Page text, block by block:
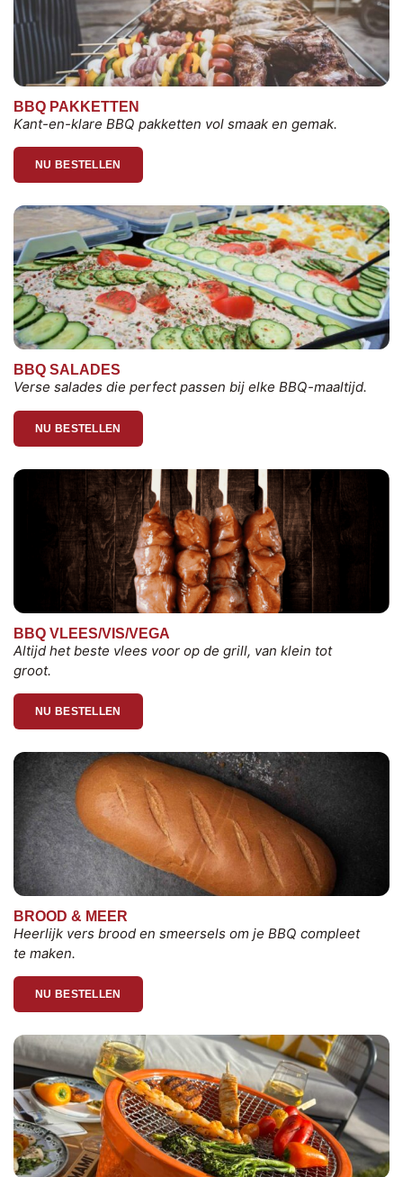
BBQ PAKKETTEN
Kant-en-klare BBQ pakketten vol smaak en gemak.
NU BESTELLEN
BBQ SALADES
Verse salades die perfect passen bij elke BBQ-maaltijd.
NU BESTELLEN
BBQ VLEES/VIS/VEGA
Altijd het beste vlees voor op de grill, van klein tot
groot.
NU BESTELLEN
BROOD & MEER
Heerlijk vers brood en smeersels om je BBQ compleet
te maken.
NU BESTELLEN